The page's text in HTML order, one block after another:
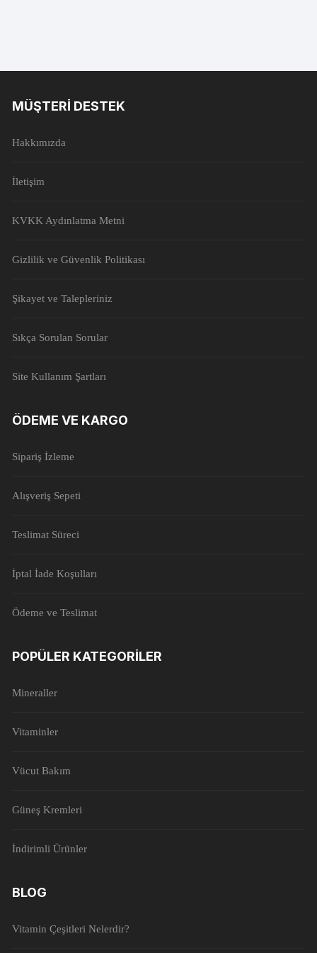
MÜŞTERI DESTEK
Hakkımızda
İletişim
KVKK Aydınlatma Metni
Gizlilik ve Güvenlik Politikası
Şikayet ve Talepleriniz
Sıkça Sorulan Sorular
Site Kullanım Şartları
ÖDEME VE KARGO
Sipariş İzleme
Alışveriş Sepeti
Teslimat Süreci
İptal İade Koşulları
Ödeme ve Teslimat
POPÜLER KATEGORILER
Mineraller
Vitaminler
Vücut Bakım
Güneş Kremleri
İndirimli Ürünler
BLOG
Vitamin Çeşitleri Nelerdir?